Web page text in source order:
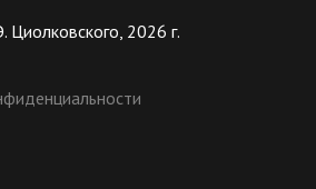
Циолковского, 2026 г.